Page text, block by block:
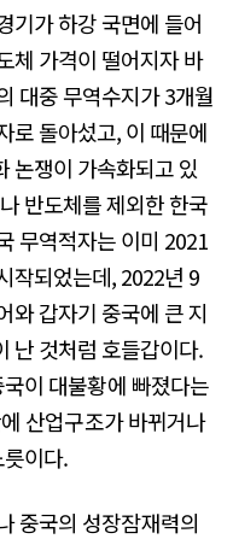
기가 하강 국면에 들어
체 가격이 떨어지자 바
대중 무역수지가 3개월
로 돌아섰고, 이 때문에
논쟁이 가속화되고 있
반도체를 제외한 한국
무역적자는 이미 2021
작되었는데, 2022년 9
와 갑자기 중국에 큰 지
난 것처럼 호들갑이다.
이 대불황에 빠졌다는
산업구조가 바뀌거나
이다.
중국의 성장잠재력의